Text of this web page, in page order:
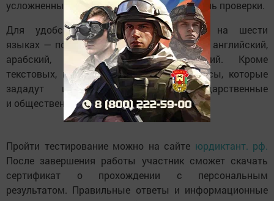
усложненный, «профессиональный», уровень проверки.
Для удобства юрдиктант проводится на шести
языках — помимо русского это китайский, английский,
арабский, испанский и португальский. Кроме
текстовых, в него включены видеовопросы, которые
зададут известные юристы, государственные
и общественные деятели.
Пройти тестирование можно на сайте юрдиктант. рф.
После завершения работы участник сможет скачать
сертификат о прохождении с персональным
результатом. Правильные ответы и информационные